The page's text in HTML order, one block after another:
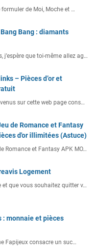
de Moi, Moche et …
Bang : diamants
j’espère que toi-même allez ag…
– Pièces d’or et
sur cette web page cons…
de Romance et Fantasy
d'or illimitées (Astuce)
Romance et Fantasy APK MO…
Logement
et que vous souhaitez quitter v…
: monnaie et pièces
Fapijeux consacre un suc…